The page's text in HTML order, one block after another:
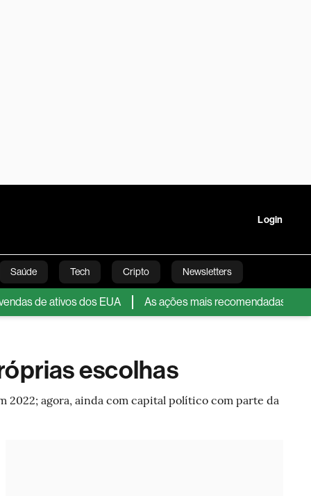
Login
Saúde Tech Cripto Newsletters
Linha Executiva Opinião Vídeos
ativos dos EUA As ações mais recomendadas para agosto
escolhas
2022; agora, ainda com capital político com parte da